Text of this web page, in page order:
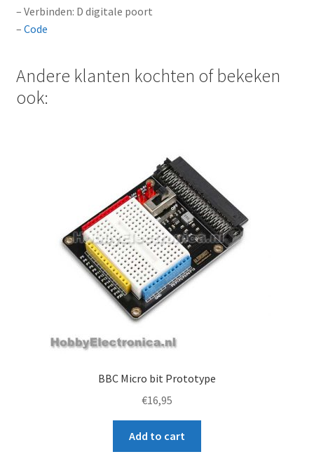
– Verbinden: D digitale poort
– Code
Andere klanten kochten of bekeken
ook:
BBC Micro bit Prototype
€16,95
Add to cart